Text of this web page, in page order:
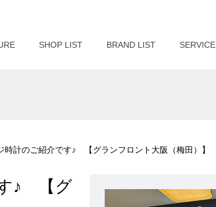
SHOP LIST BRAND LIST SERVICE
時計のご紹介です♪ 【グランフロント大阪（梅田）】
す♪ 【グ